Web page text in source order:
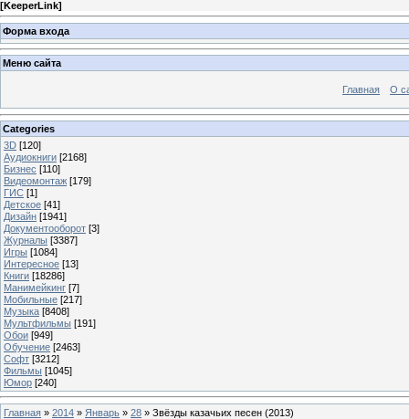
[KeeperLink]
Форма входа
Меню сайта
Главная О
Categories
3D [120]
Аудиокниги [2168]
Бизнес [110]
Видеомонтаж [179]
ГИС [1]
Детское [41]
Дизайн [1941]
Документооборот [3]
Журналы [3387]
Игры [1084]
Интересное [13]
Книги [18286]
Манимейкинг [7]
Мобильные [217]
Музыка [8408]
Мультфильмы [191]
Обои [949]
Обучение [2463]
Софт [3212]
Фильмы [1045]
Юмор [240]
Главная » 2014 » Январь » 28 » Звёзды казачьих песен (2013)